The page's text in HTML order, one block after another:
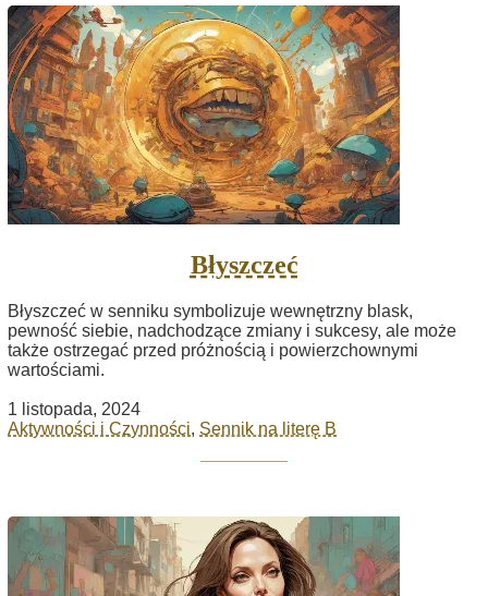
Błyszczeć
Błyszczeć w senniku symbolizuje wewnętrzny blask,
pewność siebie, nadchodzące zmiany i sukcesy, ale może
także ostrzegać przed próżnością i powierzchownymi
wartościami.
1 listopada, 2024
Aktywności i Czynności, Sennik na literę B